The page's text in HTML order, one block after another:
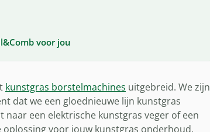
voor jou
kunstgras borstelmachines uitgebreid. We zijn
dat we een gloednieuwe lijn kunstgras
een elektrische kunstgras veger of een
oplossing voor jouw kunstgras onderhoud.